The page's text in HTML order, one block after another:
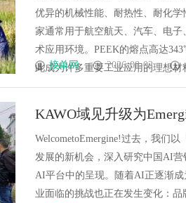
优异的机械性能、耐热性、耐化
家通常用于航空航天、汽车、电
术应用环境。PEEK的熔点高达
此成为许多重要工业应用的理想材
接单网 2026-08-02
KAWO域见升级为
WelcometoEmergine!过去，我们
发展的新机会，深入研究中国AI
AI平台中的呈现。随着AI正逐渐
业面临的挑战也正在发生变化：